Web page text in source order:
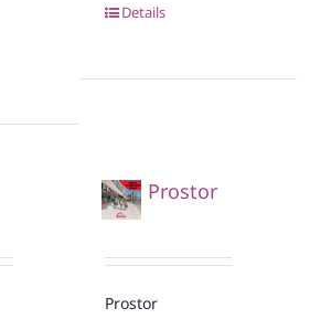
Details
Prostor
Prostor